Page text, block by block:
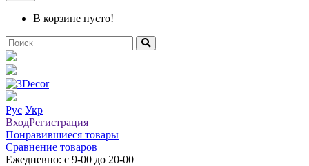
В корзине пусто!
Рус Укр
ВходРегистрация
Понравившиеся товары
Сравнение товаров
Ежедневно: с 9-00 до 20-00